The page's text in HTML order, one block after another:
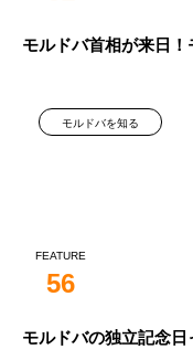
モルドバ首相が来日
モルドバを知る
FEATURE
56
モルドバの独立記念日